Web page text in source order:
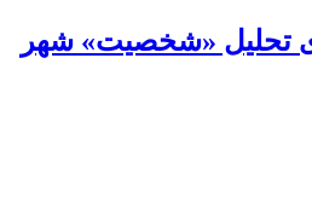
تحلیل «شخصیت» شهر